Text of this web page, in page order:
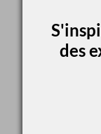
des